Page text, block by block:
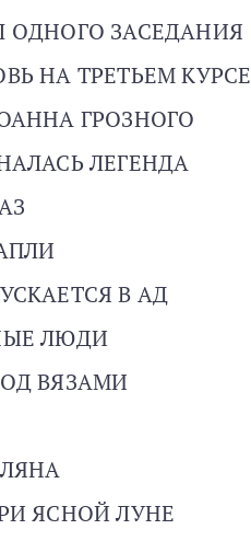
ОДНОГО ЗАСЕДАНИЯ
НА ТРЕТЬЕМ КУРСЕ
ГРОЗНОГО
ЛЕГЕНДА
В АД
ЛЮДИ
ВЯЗАМИ
ЯСНОЙ ЛУНЕ